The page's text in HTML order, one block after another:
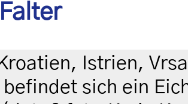
Kroatien, Istrien,
befindet sich ein